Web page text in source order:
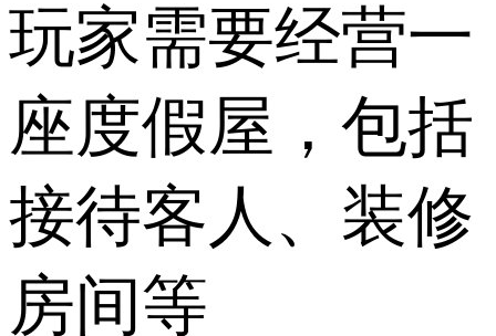
玩家需要经营一
座度假屋，包括
接待客人、装修
房间等